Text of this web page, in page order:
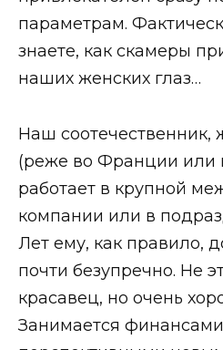
параметрам.
знаете, как скамеры
наших женских глаз…
Наш соотечественник,
(реже во Франции или
работает в крупной
компании или в
Лет ему, как правило,
почти безупречно. Не
красавец, но очень
Занимается